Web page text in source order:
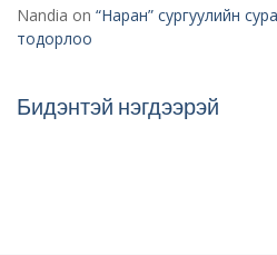
Nandia on “Наран” сургуулийн
тодорлоо
Бидэнтэй нэгдээрэй